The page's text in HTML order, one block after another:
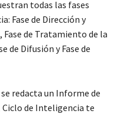
todas las fases
Fase de Dirección y
de Tratamiento de la
de Difusión y Fase de
redacta un Informe de
de Inteligencia te